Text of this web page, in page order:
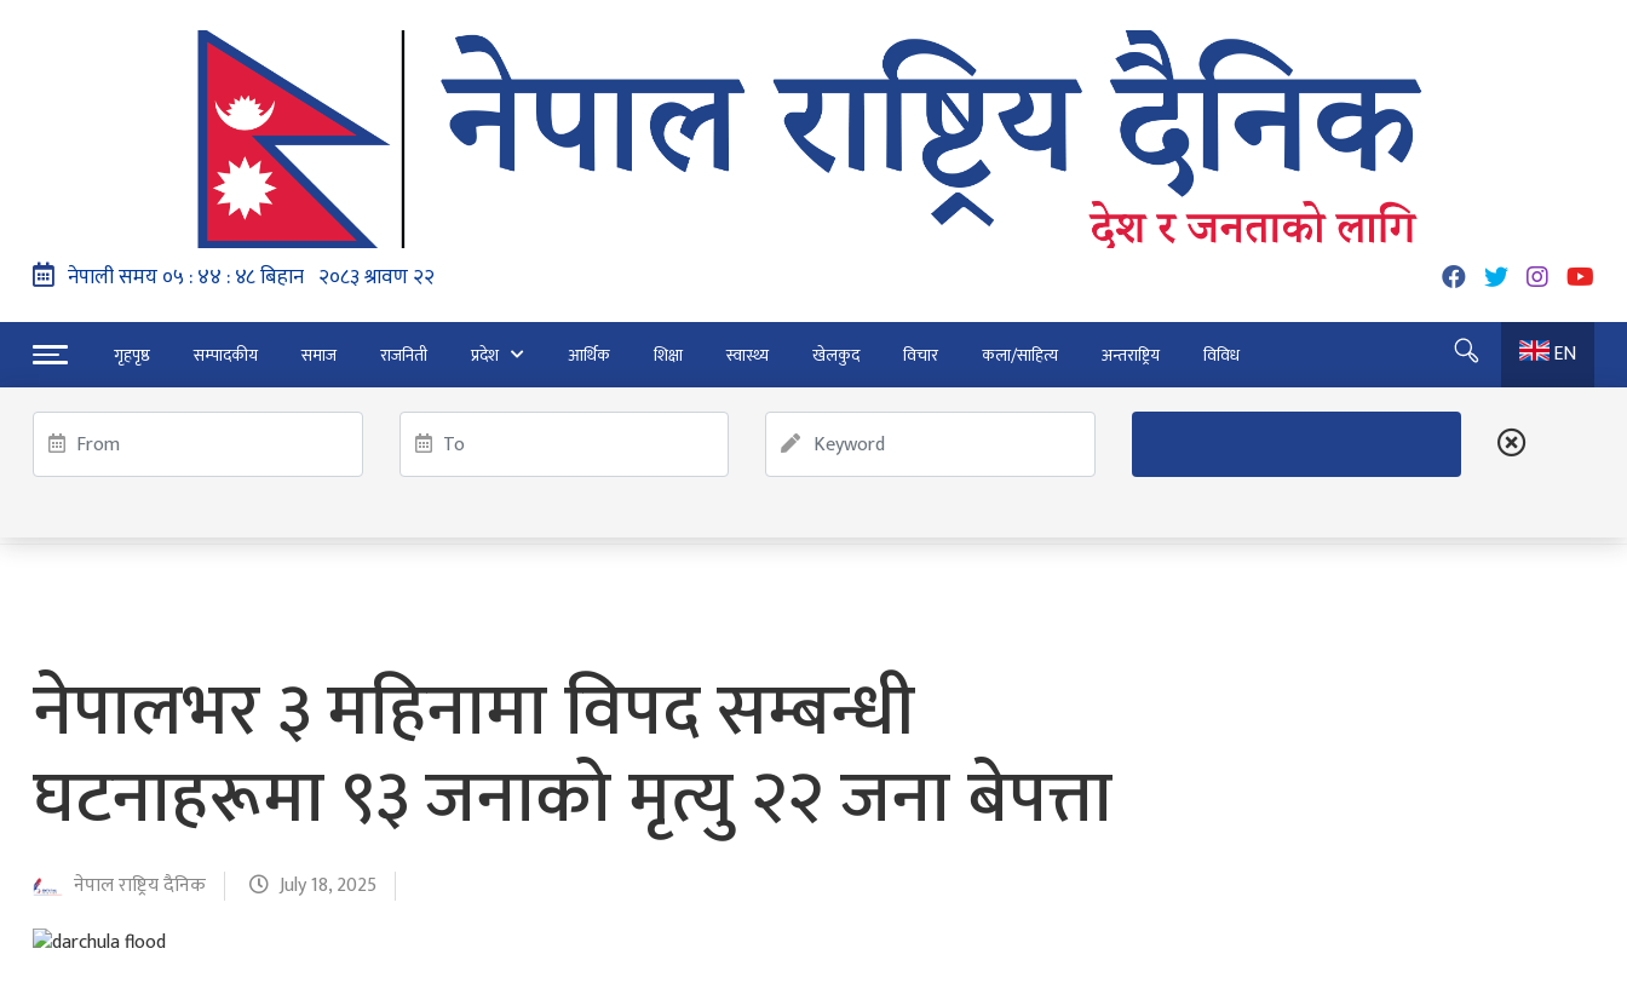
गृहपृष्ठ सम्पादकीय समाज राजनिती प्रदेश आर्थिक शिक्षा स्वास्थ्य खेलकुद विचार कला/साहित्य अन्तराष्ट्रिय विविध EN
ट्रेन्डिङ
हङ्गेरी सरकारले एकल मुद्राको रुपमा ‘युरो’ लागु नगर्ने
फाैजदारी अपराधमा अनुसन्धान र कारबाही गर्न आयाेगकाे प्रतिवेदन कुर्नु पर्दैन : अध्यक्ष कार्की
“जेन जी” अभियन्ताद्वारा ओली र लेखकलाई पक्राउ गर्न डिजीटल अभियान
बाढी पहिरोका कारण मृत्यु हुनेको संख्या ६० पुग्यो
फागुन २१ गते हुने प्रतिनिधि सभा निर्वाचनको कार्यतालिका सार्वजनिक
नेपाल वायुसेवाको राहत उडानमार्फत १५७ यात्रु भैरहवाबाट काठमाडौं ल्याइए
नेपालभर ३ महिनामा विपद सम्बन्धी
घटनाहरूमा ९३ जनाको मृत्यु २२ जना बेपत्ता
नेपाल राष्ट्रिय दैनिक July 18, 2025